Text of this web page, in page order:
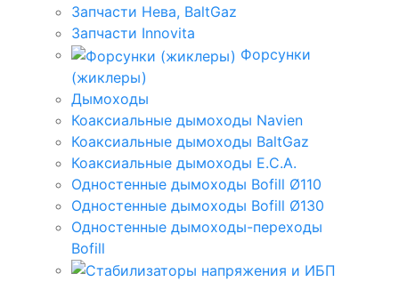
Запчасти Нева, BaltGaz
Запчасти Innovita
Форсунки
(жиклеры)
Дымоходы
Коаксиальные дымоходы Navien
Коаксиальные дымоходы BaltGaz
Коаксиальные дымоходы E.C.A.
Одностенные дымоходы Bofill Ø110
Одностенные дымоходы Bofill Ø130
Одностенные дымоходы-переходы
Bofill